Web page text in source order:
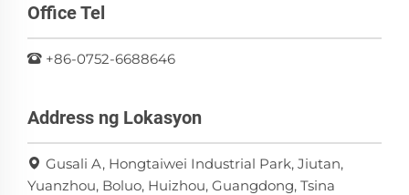
Office Tel
+86-0752-6688646
Address ng Lokasyon
Gusali A, Hongtaiwei Industrial Park, Jiutan,
Yuanzhou, Boluo, Huizhou, Guangdong, Tsina